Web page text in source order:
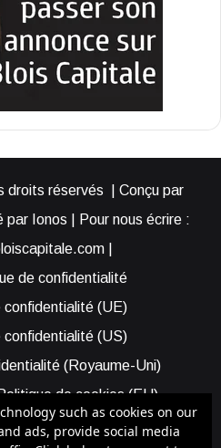
droits réservés | Conçu par
par Ionos | Pour nous écrire :
|
de confidentialité
confidentialité (UE)
confidentialité (US)
(Royaume-Uni)
de cookies (EU)
Cookie Policy (US)
such as cookies on our
ads, provide social media